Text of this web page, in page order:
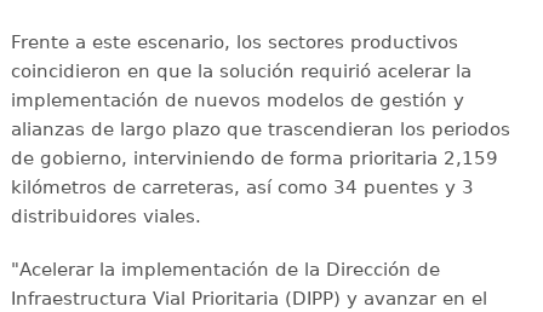
Frente a este escenario, los sectores productivos
coincidieron en que la solución requirió acelerar la
implementación de nuevos modelos de gestión y
alianzas de largo plazo que trascendieran los periodos
de gobierno, interviniendo de forma prioritaria 2,159
kilómetros de carreteras, así como 34 puentes y 3
distribuidores viales.
"Acelerar la implementación de la Dirección de
Infraestructura Vial Prioritaria (DIPP) y avanzar en el